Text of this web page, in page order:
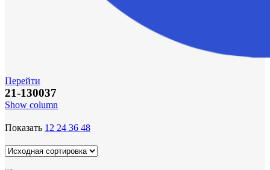
Перейти
21-130037
Show column
Показать 12 24 36 48